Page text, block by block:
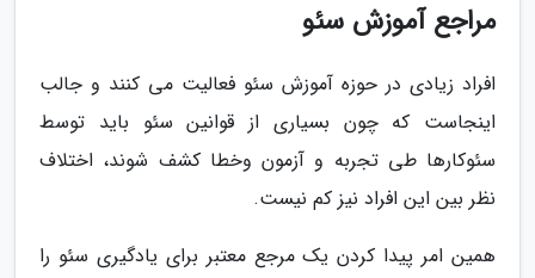
مراجع آموزش سئو
افراد زیادی در حوزه آموزش سئو فعالیت می کنند و جالب
اینجاست که چون بسیاری از قوانین سئو باید توسط
سئوکارها طی تجربه و آزمون وخطا کشف شوند، اختلاف
نظر بین این افراد نیز کم نیست.
همین امر پیدا کردن یک مرجع معتبر برای یادگیری سئو را